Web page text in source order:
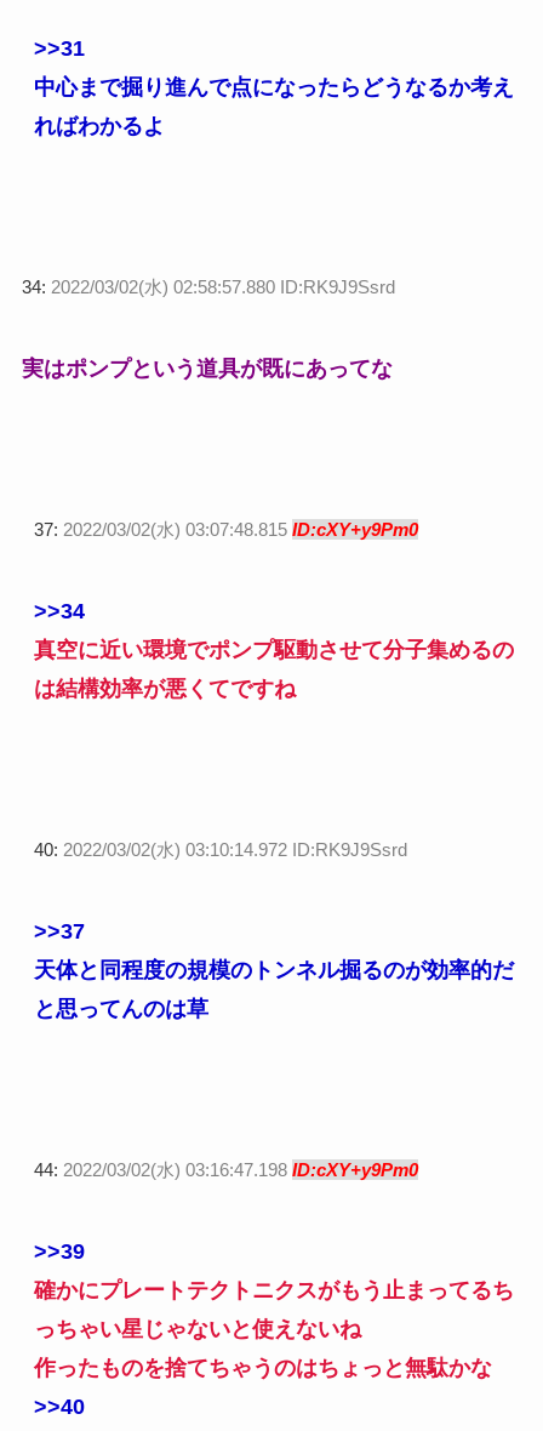
>>31
中心まで掘り進んで点になったらどうなるか考え
ればわかるよ
34: 2022/03/02(水) 02:58:57.880 ID:RK9J9Ssrd
実はポンプという道具が既にあってな
37: 2022/03/02(水) 03:07:48.815 ID:cXY+y9Pm0
>>34
真空に近い環境でポンプ駆動させて分子集めるの
は結構効率が悪くてですね
40: 2022/03/02(水) 03:10:14.972 ID:RK9J9Ssrd
>>37
天体と同程度の規模のトンネル掘るのが効率的だ
と思ってんのは草
44: 2022/03/02(水) 03:16:47.198 ID:cXY+y9Pm0
>>39
確かにプレートテクトニクスがもう止まってるち
っちゃい星じゃないと使えないね
作ったものを捨てちゃうのはちょっと無駄かな
>>40